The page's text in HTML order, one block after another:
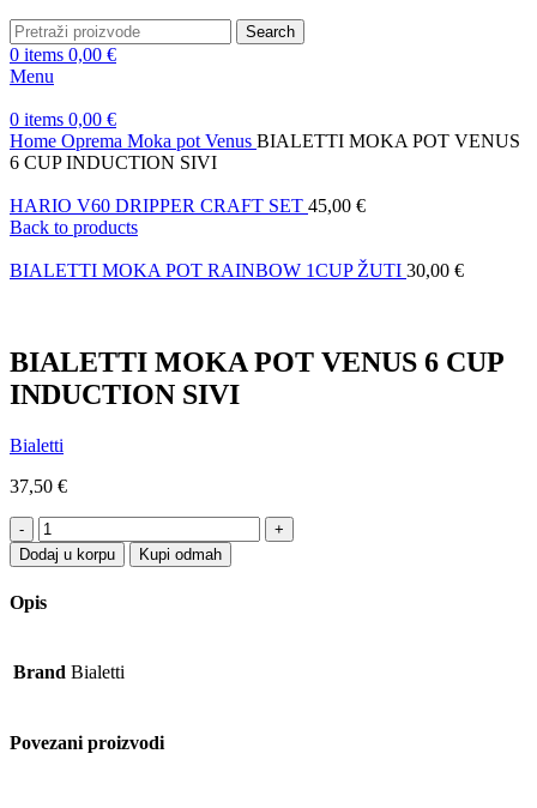
Search
0 items 0,00 €
Menu
0 items 0,00 €
Home Oprema Moka pot Venus BIALETTI MOKA POT VENUS
6 CUP INDUCTION SIVI
HARIO V60 DRIPPER CRAFT SET 45,00 €
Back to products
BIALETTI MOKA POT RAINBOW 1CUP ŽUTI 30,00 €
BIALETTI MOKA POT VENUS 6 CUP
INDUCTION SIVI
Bialetti
37,50 €
BIALETTI
MOKA
POT
VENUS
6
SIVI
Dodaj u korpu Kupi odmah
Opis
Brand Bialetti
Povezani proizvodi